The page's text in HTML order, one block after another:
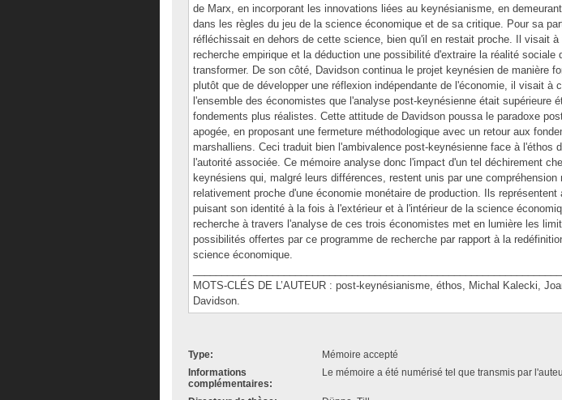
de Marx, en incorporant les innovations liées au keynésianisme, en
dans les règles du jeu de la science économique et de sa critique. Pour sa
réfléchissait en dehors de cette science, bien qu'il en restait proche. Il visait à
recherche empirique et la déduction une possibilité d'extraire la réalité sociale
transformer. De son côté, Davidson continua le projet keynésien de manière
plutôt que de développer une réflexion indépendante de l'économie, il visait à
l'ensemble des économistes que l'analyse post-keynésienne était supérieure
fondements plus réalistes. Cette attitude de Davidson poussa le paradoxe
apogée, en proposant une fermeture méthodologique avec un retour aux
marshalliens. Ceci traduit bien l'ambivalence post-keynésienne face à l'éthos
l'autorité associée. Ce mémoire analyse donc l'impact d'un tel déchirement
keynésiens qui, malgré leurs différences, restent unis par une compréhension
relativement proche d'une économie monétaire de production. Ils représentent
puisant son identité à la fois à l'extérieur et à l'intérieur de la science
recherche à travers l'analyse de ces trois économistes met en lumière les
possibilités offertes par ce programme de recherche par rapport à la
science économique.
MOTS-CLÉS DE L’AUTEUR : post-keynésianisme, éthos, Michal Kalecki,
Davidson.
Type:
Mémoire accepté
Informations
complémentaires:
Le mémoire a été numérisé tel que transmis par